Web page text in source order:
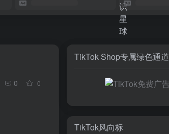
0 0
TikTok Shop专属绿色通道
TikTok风向标